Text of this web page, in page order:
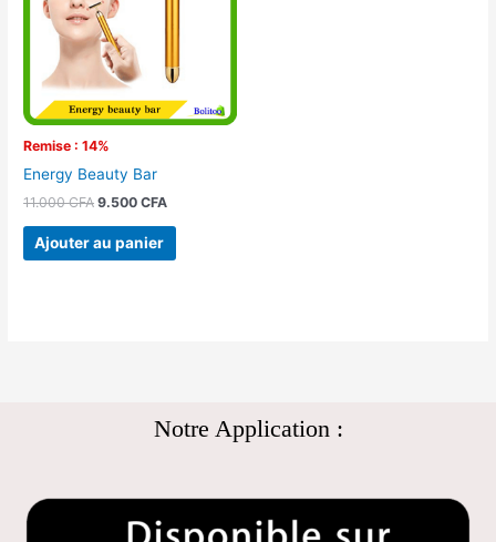
Remise : 14%
Energy Beauty Bar
11.000CFA 9.500CFA
Ajouter au panier
Notre Application :